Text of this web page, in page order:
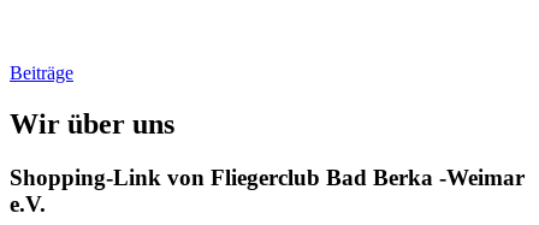
Beiträge
Wir über uns
Shopping-Link von Fliegerclub Bad Berka -Weimar
e.V.